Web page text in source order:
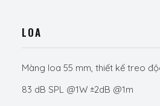
LOA
Màng loa 55 mm, thiết kế treo
83 dB SPL @1W ±2dB @1m